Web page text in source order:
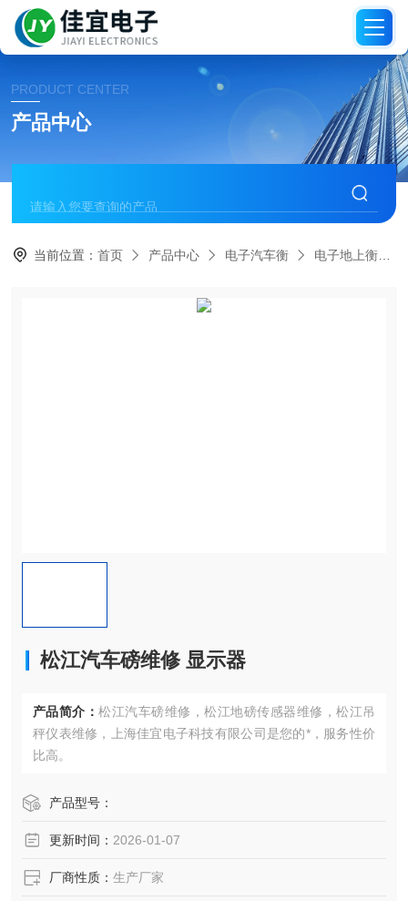
PRODUCT CENTER
产品中心
当前位置：首页 产品中心 电子汽车衡 电子地上衡
松江汽车磅维修 显示器
产品简介： 松江汽车磅维修，松江地磅传感器维修，松江吊
秤仪表维修，上海佳宜电子科技有限公司是您的*，服务性价
比高。
产品型号：
更新时间： 2026-01-07
厂商性质： 生产厂家